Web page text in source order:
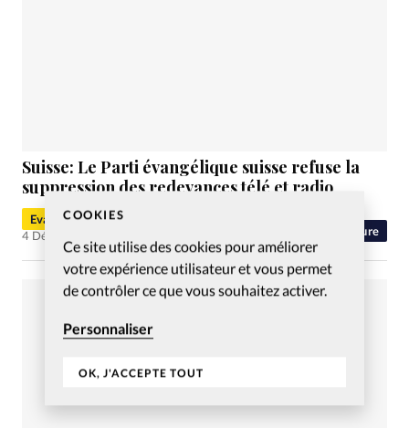
COOKIES
Ce site utilise des cookies pour améliorer
votre expérience utilisateur et vous permet
de contrôler ce que vous souhaitez activer.
Personnaliser
OK, J'ACCEPTE TOUT
Culture
Suisse: Le Parti évangélique suisse refuse la
suppression des redevances télé et radio
Evangéliques.info
4 Déc 2017